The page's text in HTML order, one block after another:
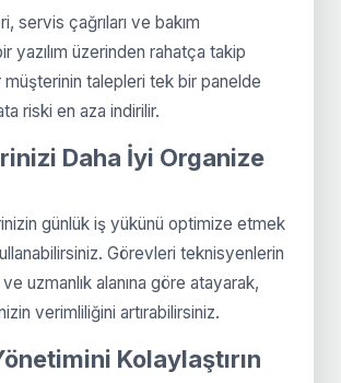
servis çağrıları ve bakım
yazılım üzerinden rahatça takip
müşterinin talepleri tek bir panelde
riski en aza indirilir.
Daha İyi Organize
günlük iş yükünü optimize etmek
Görevleri teknisyenlerin
uzmanlık alanına göre atayarak,
verimliliğini artırabilirsiniz.
Kolaylaştırın